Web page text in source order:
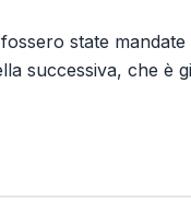
state
successiva, che è